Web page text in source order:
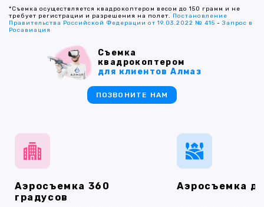
Аэросъемка 360
градусов
Аэросъемка
*Съемка осуществляется квадрокоптером весом до 150 грамм и не
требует регистрации и разрешения на полет. Постановление
Правительства Российской Федерации от 19.03.2022 № 415 -Запрос в
Росавиация
Съемка
квадрокоптером
для клиентов Алмаз
ПОЗВОНИТЕ НАМ